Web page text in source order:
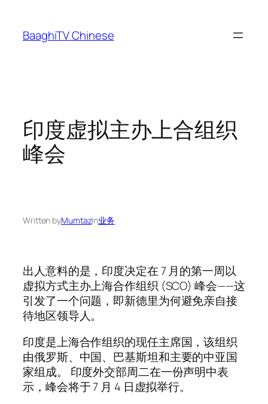
content
BaaghiTV Chinese
印度虚拟主办上合组织
峰会
Written byMumtazin业务
出人意料的是，印度决定在 7 月的第一周以
虚拟方式主办上海合作组织 (SCO) 峰会——这
引发了一个问题，即新德里为何避免亲自接
待地区领导人。
印度是上海合作组织的现任主席国，该组织
由俄罗斯、中国、巴基斯坦和主要的中亚国
家组成。 印度外交部周二在一份声明中表
示，峰会将于 7 月 4 日虚拟举行。